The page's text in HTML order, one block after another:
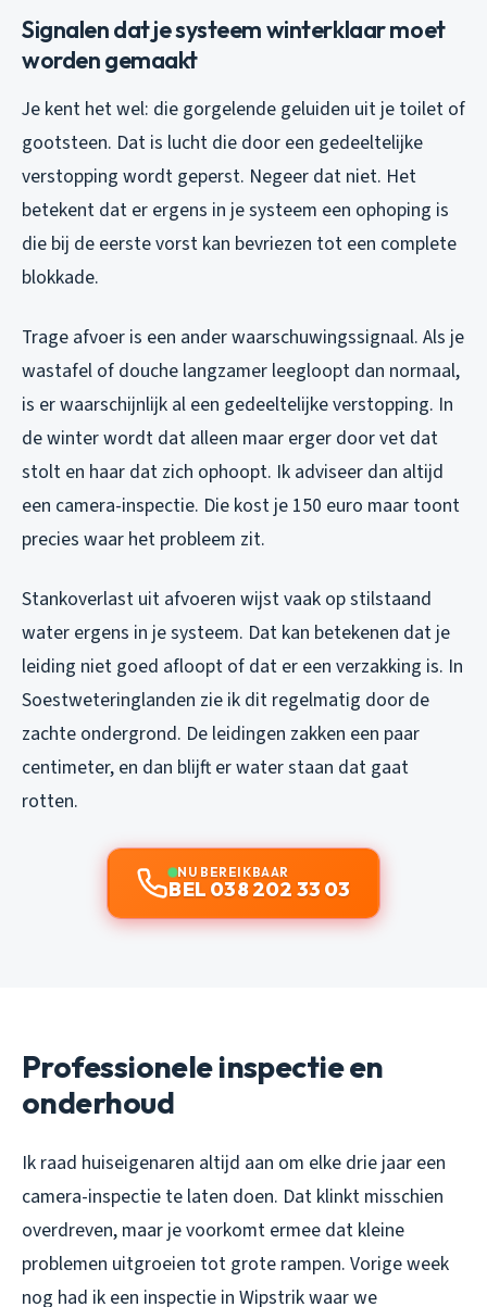
Signalen dat je systeem winterklaar moet
worden gemaakt
Je kent het wel: die gorgelende geluiden uit je toilet of
gootsteen. Dat is lucht die door een gedeeltelijke
verstopping wordt geperst. Negeer dat niet. Het
betekent dat er ergens in je systeem een ophoping is
die bij de eerste vorst kan bevriezen tot een complete
blokkade.
Trage afvoer is een ander waarschuwingssignaal. Als je
wastafel of douche langzamer leegloopt dan normaal,
is er waarschijnlijk al een gedeeltelijke verstopping. In
de winter wordt dat alleen maar erger door vet dat
stolt en haar dat zich ophoopt. Ik adviseer dan altijd
een camera-inspectie. Die kost je 150 euro maar toont
precies waar het probleem zit.
Stankoverlast uit afvoeren wijst vaak op stilstaand
water ergens in je systeem. Dat kan betekenen dat je
leiding niet goed afloopt of dat er een verzakking is. In
Soestweteringlanden zie ik dit regelmatig door de
zachte ondergrond. De leidingen zakken een paar
centimeter, en dan blijft er water staan dat gaat
rotten.
NU BEREIKBAAR
BEL 038 202 33 03
Professionele inspectie en
onderhoud
Ik raad huiseigenaren altijd aan om elke drie jaar een
camera-inspectie te laten doen. Dat klinkt misschien
overdreven, maar je voorkomt ermee dat kleine
problemen uitgroeien tot grote rampen. Vorige week
nog had ik een inspectie in Wipstrik waar we